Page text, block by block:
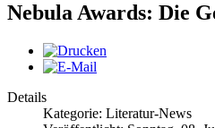
Nebula Awards: Die
Details
Kategorie: Literatur-News